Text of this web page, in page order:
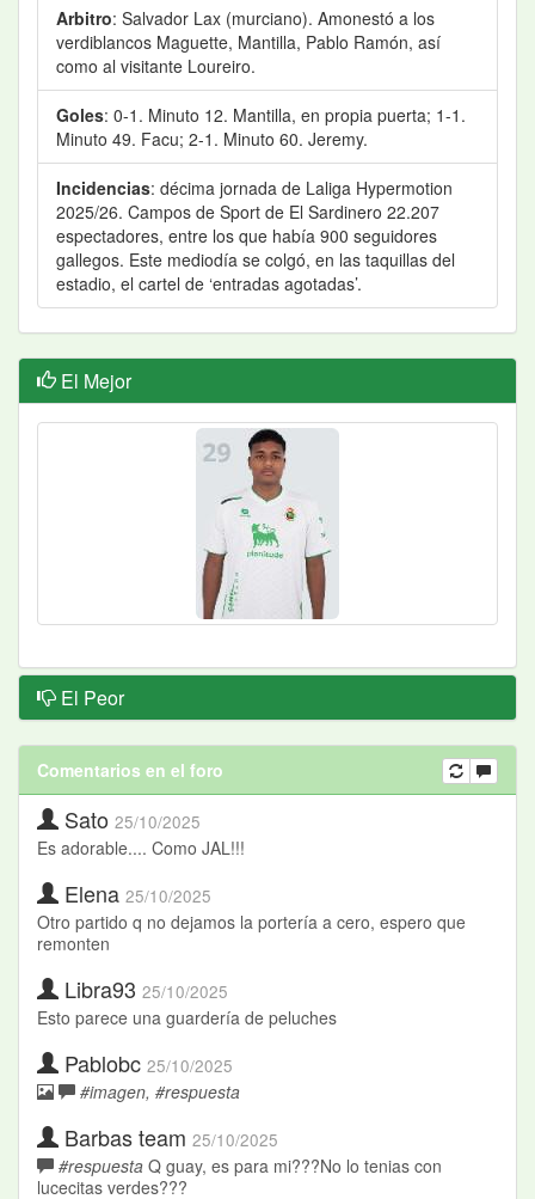
Arbitro: Salvador Lax (murciano). Amonestó a los
verdiblancos Maguette, Mantilla, Pablo Ramón, así
como al visitante Loureiro.
Goles: 0-1. Minuto 12. Mantilla, en propia puerta; 1-1.
Minuto 49. Facu; 2-1. Minuto 60. Jeremy.
Incidencias: décima jornada de Laliga Hypermotion
2025/26. Campos de Sport de El Sardinero 22.207
espectadores, entre los que había 900 seguidores
gallegos. Este mediodía se colgó, en las taquillas del
estadio, el cartel de ‘entradas agotadas’.
El Mejor
El Peor
Comentarios en el foro
Sato 25/10/2025
Es adorable.... Como JAL!!!
Elena 25/10/2025
Otro partido q no dejamos la portería a cero, espero que
remonten
Libra93 25/10/2025
Esto parece una guardería de peluches
Pablobc 25/10/2025
#imagen, #respuesta
Barbas team 25/10/2025
#respuesta Q guay, es para mi???No lo tenias con
lucecitas verdes???